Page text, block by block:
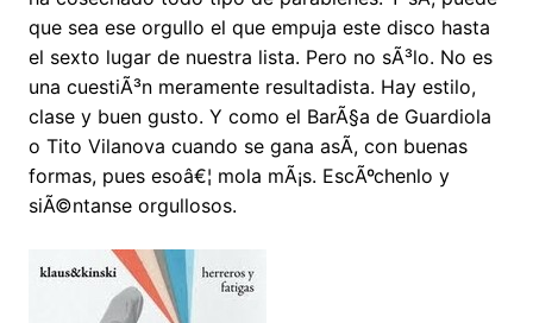
que sea ese orgullo el que empuja este disco hasta
el sexto lugar de nuestra lista. Pero no sÃ³lo. No es
una cuestiÃ³n meramente resultadista. Hay estilo,
clase y buen gusto. Y como el BarÃ§a de Guardiola
o Tito Vilanova cuando se gana asÃ­, con buenas
formas, pues esoâ€¦ mola mÃ¡s. EscÃºchenlo y
siÃ©ntanse orgullosos.